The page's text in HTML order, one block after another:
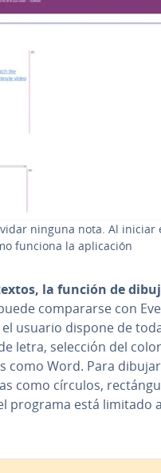
ninguna nota. Al iniciar
funciona la apli­ca­ción
la función de
co­m­pa­rar­se con
usuario dispone de
letra, selección del
como Word. Para
como círculos,
programa está limitado